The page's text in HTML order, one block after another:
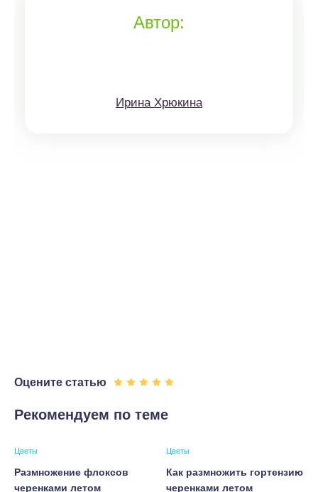
Автор:
Ирина Хрюкина
Оцените статью
Рекомендуем по теме
Цветы
Размножение флоксов
черенками летом
Цветы
Как размножить гортензию
черенками летом